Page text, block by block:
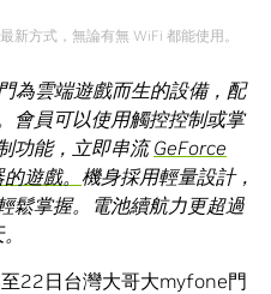
新方式，無論有無 WiFi 都能使用。
為雲端遊戲而生的設備，配
會員可以使用觸控控制或掌
功能，立即串流GeForce
遊戲。 機身採用輕量設計，
鬆掌握。電池續航力更超過
22日台灣大哥大myfone門